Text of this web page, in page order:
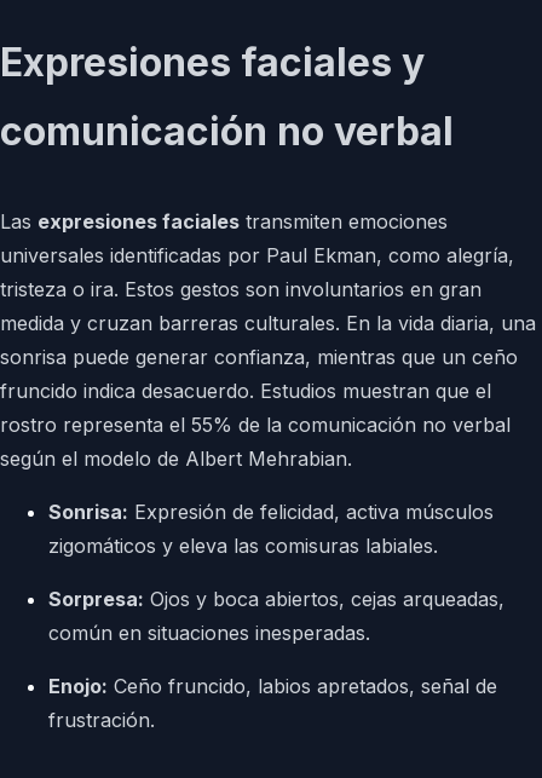
Expresiones faciales y
comunicación no verbal
Las expresiones faciales transmiten emociones
universales identificadas por Paul Ekman, como alegría,
tristeza o ira. Estos gestos son involuntarios en gran
medida y cruzan barreras culturales. En la vida diaria, una
sonrisa puede generar confianza, mientras que un ceño
fruncido indica desacuerdo. Estudios muestran que el
rostro representa el 55% de la comunicación no verbal
según el modelo de Albert Mehrabian.
Sonrisa: Expresión de felicidad, activa músculos
zigomáticos y eleva las comisuras labiales.
Sorpresa: Ojos y boca abiertos, cejas arqueadas,
común en situaciones inesperadas.
Enojo: Ceño fruncido, labios apretados, señal de
frustración.